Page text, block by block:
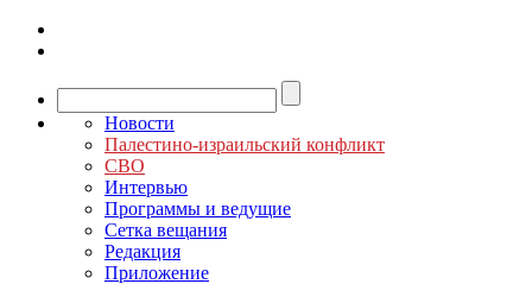
Новости
Палестино-израильский конфликт
СВО
Интервью
Программы и ведущие
Сетка вещания
Редакция
Приложение